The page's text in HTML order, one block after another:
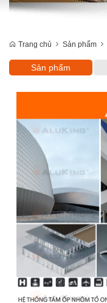
Trang chủ Sản phẩm
Sản phẩm